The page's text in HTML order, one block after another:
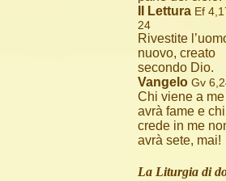
II Lettura Ef
24
Rivestite
nuovo, creato
secondo Dio.
Vangelo Gv
Chi viene a
avrà fame e chi
crede in me
avrà sete, mai!
La Liturgia di